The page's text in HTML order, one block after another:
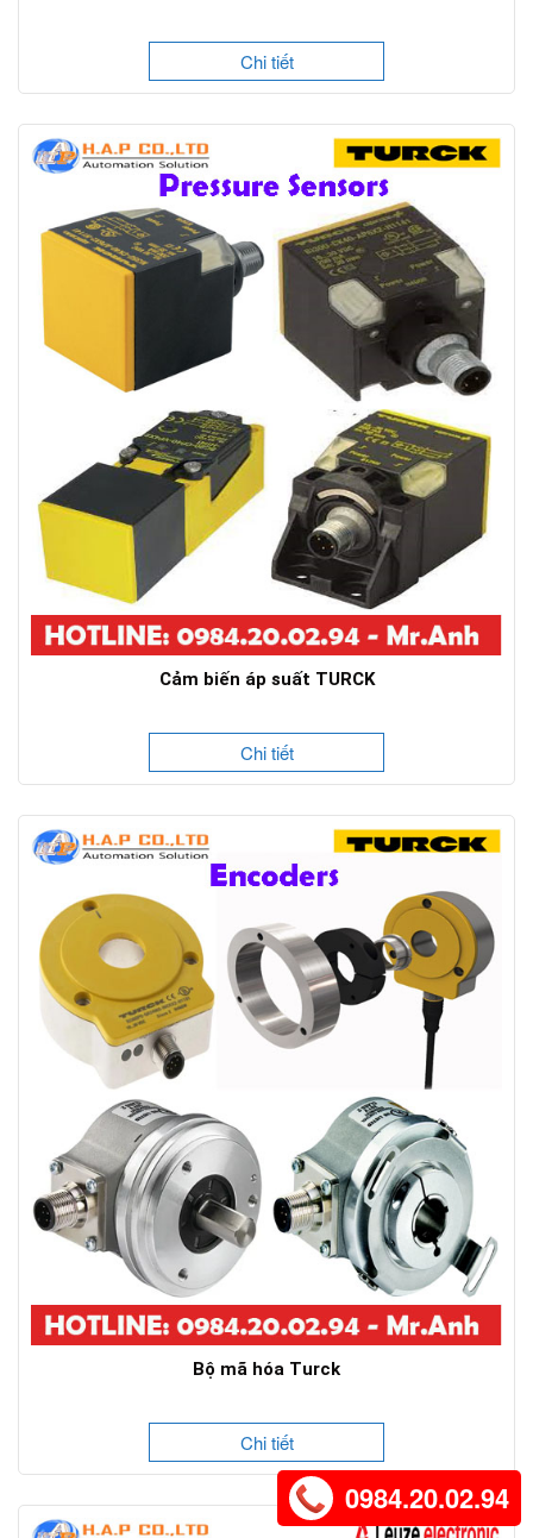
Chi tiết
Cảm biến áp suất TURCK
Chi tiết
Bộ mã hóa Turck
Chi tiết
0984.20.02.94